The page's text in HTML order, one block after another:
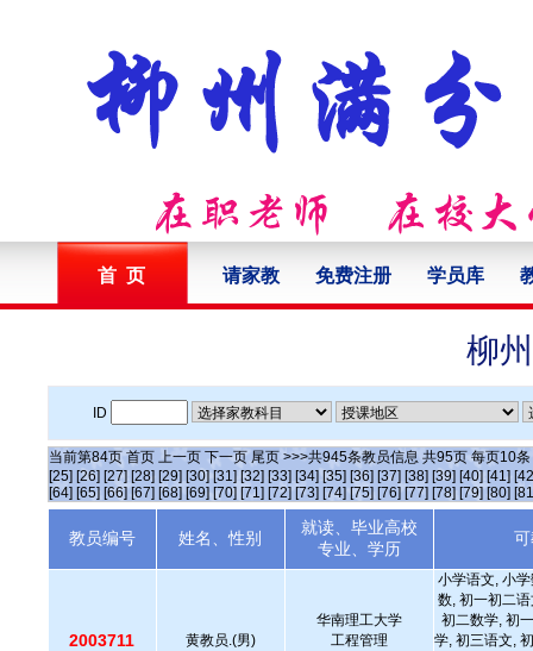
首 页 请家教 免费注册 学员库
柳
ID
当前第84页 首页 上一页 下一页 尾页 >>>共945条教员信息 共95页 每页10条
[25] [26] [27] [28] [29] [30] [31] [32] [33] [34] [35] [36] [37] [38] [39] [40] [41]
[64] [65] [66] [67] [68] [69] [70] [71] [72] [73] [74] [75] [76] [77] [78] [79] [80]
教员编号 姓名、性别
就读、毕业高校
专业、学历
2003711 黄教员.(男)
华南理工大学
工程管理
小学语文, 小
数, 初一初二
初二数学, 初
学, 初三语文,